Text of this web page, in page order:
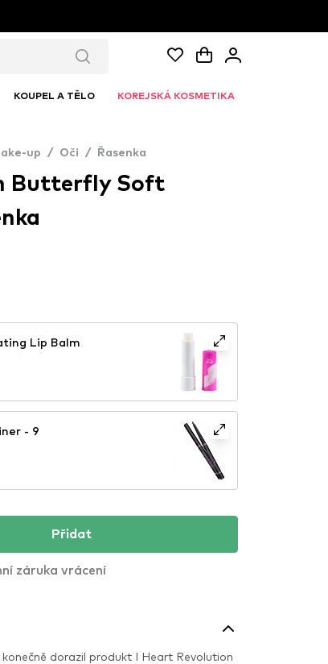
KOUPEL A TĚLO KOREJSKÁ KOSMETIKA
up / Oči / Řasenka
Butterfly Soft
Lip Balm
- 9
Přidat
záruka vrácení
dorazil produkt I Heart Revolution